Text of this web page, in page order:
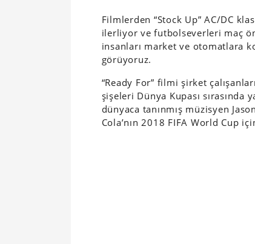
Filmlerden “Stock Up” AC/DC
ilerliyor ve futbolseverleri maç
insanları market ve otomatlara
görüyoruz.
“Ready For” filmi şirket
şişeleri Dünya Kupası
dünyaca tanınmış müzisyen
Cola’nın 2018 FIFA World Cup